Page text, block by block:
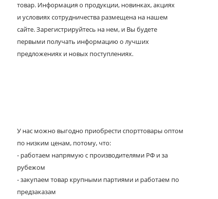
товар. Информация о продукции, новинках, акциях
и условиях сотрудничества размещена на нашем
сайте. Зарегистрируйтесь на нем, и Вы будете
первыми получать информацию о лучших
предложениях и новых поступлениях.
У нас можно выгодно приобрести спорттовары оптом
по низким ценам, потому, что:
- работаем напрямую с производителями РФ и за
рубежом
- закупаем товар крупными партиями и работаем по
предзаказам